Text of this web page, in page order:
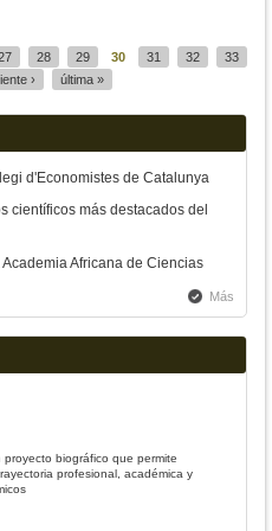
28 29 30 31 32
33
› última »
d'Economistes de Catalunya
científicos más destacados del
Africana de Ciencias
Más
biográfico que permite
profesional, académica y